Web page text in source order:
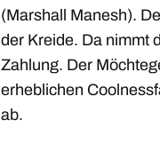
(Marshall Manesh).
der Kreide. Da nimmt
Zahlung. Der
erheblichen
ab.